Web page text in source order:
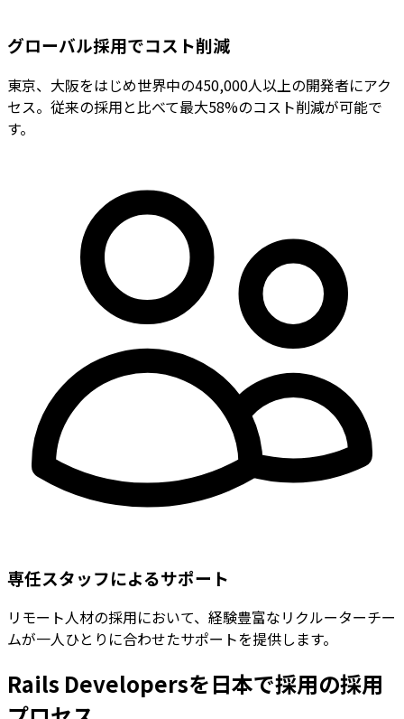
グローバル採用でコスト削減
東京、大阪をはじめ世界中の450,000人以上の開発者にアク
セス。従来の採用と比べて最大58%のコスト削減が可能で
す。
専任スタッフによるサポート
リモート人材の採用において、経験豊富なリクルーターチー
ムが一人ひとりに合わせたサポートを提供します。
Rails Developersを日本で採用の採用